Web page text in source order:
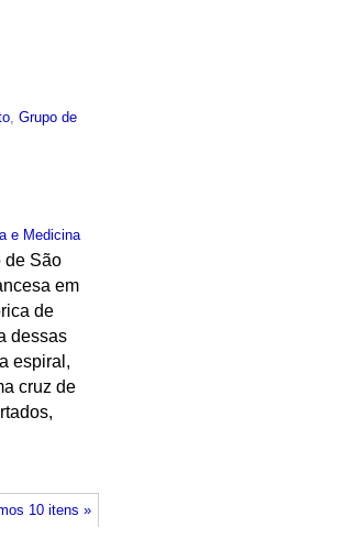
,Grupo de
e Medicina
de São
em
de
dessas
espiral,
cruz de
10 itens »